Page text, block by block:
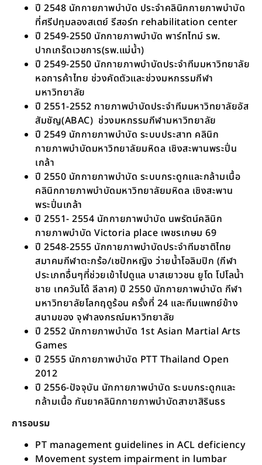
ปี​ 2548 นักกายภาพ​บำบัด​ ประจำคลินิกกายภาพ​บำบัด​
ที่ศรีปทุม​ลองสเตย์​ รีสอร์ท​ rehabilitation center
ปี​ 2549-2550 นักกายภาพ​บำบัด​ พาร์ทไทม์​ รพ.
ปากเกร็ดเวชการ(รพ.แม่น้ำ)
ปี​ 2549-2550 นักกายภาพบำบัด​ประจำทีมมหาวิทยาลัย​
หอการค้าไทย​ ช่วงคัดตัวและช่วงมหกรรมกีฬา​
มหาวิทยาลัย
ปี​ 2551-2552 กายภาพบำบัด​ประจำทีมมหาวิทยาลัย​อัส
สัมชัญ(ABAC) ​ ช่วงมหกรรมกีฬา​มหาวิทยาลัย
ปี​ 2549 นักกายภาพ​บำบัด​ ระบบประสาท​ ​คลินิก
กายภาพบำบัดมหาวิทยาลัยมหิดล​ เชิงสะพานพระปิ่น
เกล้า
ปี​ 2550 นักกายภาพบำบัด​ ระบบกระดูกและกล้ามเนื้อ​
คลินิกกายภาพบำบัด​มหาวิทยาลัย​มหิดล​ เชิงสะพาน
พระปิ่นเกล้า
ปี​ 2551- 2554 นักกายภาพบำบัด​ นพรัตน์​คลินิก
กายภาพบำบัด​ Victoria place เพชรเกษม​ 69
ปี​ 2548-2555 นักกายภาพ​บำบัด​ประจำทีมชาติไทย​
สมาคมกีฬา​ตะกร้อ/เซปักหญิง​ ว่ายน้ำโอลิมปิก (กีฬา​
ประเภท​อื่นๆ​ที่ช่วยเข้าไปดูแล​ บาสเยาวชน​ ยูโด​ โปโลน้ำ
ชาย​ เทควันโด้​ ลีลาศ) ปี​ 2550 นักกายภาพ​บำบัด​ กีฬา
มหาวิทยาลัย​โลกฤดูร้อน​ ครั้งที่​ 24 และทีมแพทย์​ข้าง
สนามของ​ จุฬาลงกรณ์​มหาวิทยาลัย​
ปี​ 2552 นักกายภาพ​บำบัด​ 1st Asian Martial Arts
Games
ปี​ 2555 นักกายภาพ​บำบัด​ PTT Thailand Open
2012
ปี 2556-ปัจจุบัน นักกายภาพ​บำบัด​ ระบบ​กระดูก​และ​
กล้ามเนื้อ​ กันยาคลินิกกายภาพบำบัดสาขาสิรินธร​
การอบรม
PT management guidelines in ACL deficiency
Movement system impairment in lumbar